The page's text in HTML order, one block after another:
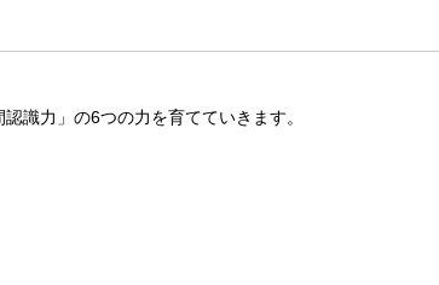
識力」の6つの力を育てていきます。